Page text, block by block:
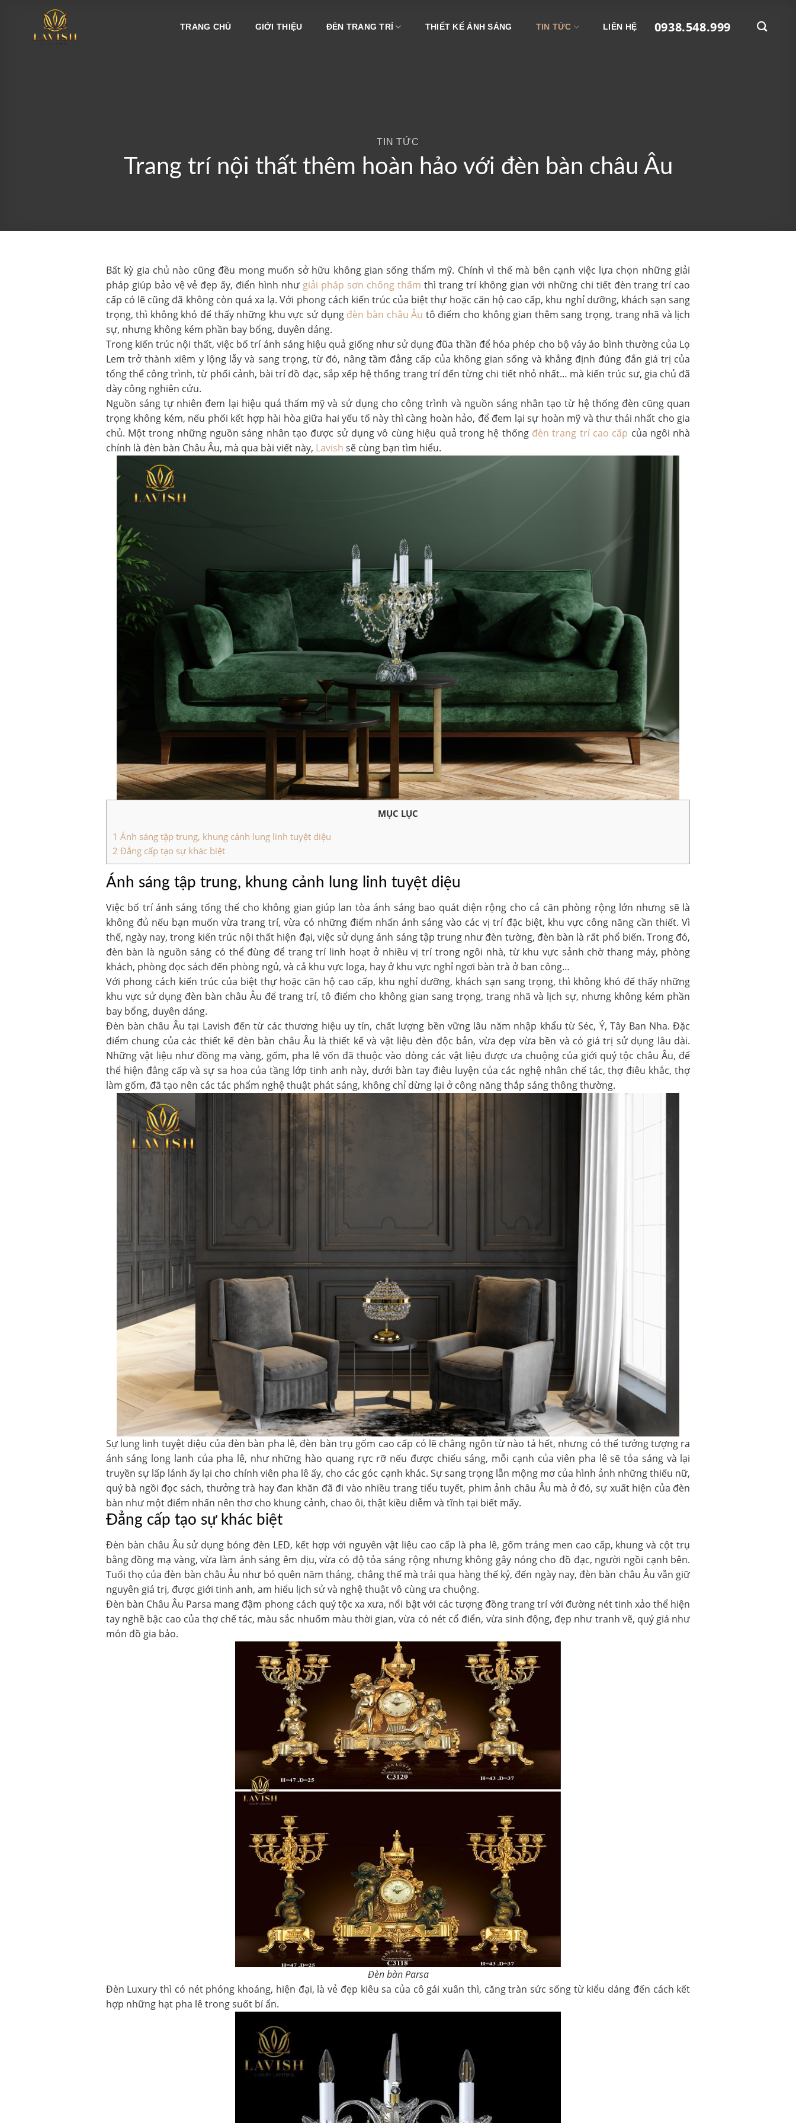
TRANG CHỦ GIỚI THIỆU ĐÈN TRANG TRÍ THIẾT KẾ ÁNH SÁNG TIN TỨC LIÊN HỆ 0938.548.999
TIN TỨC
Trang trí nội thất thêm hoàn hảo với đèn bàn châu Âu
Bất kỳ gia chủ nào cũng đều mong muốn sở hữu không gian sống thẩm mỹ. Chính vì thế mà bên cạnh việc lựa chọn những giải
pháp giúp bảo vệ vẻ đẹp ấy, điển hình như giải pháp sơn chống thấm thì trang trí không gian với những chi tiết đèn trang trí cao
cấp có lẽ cũng đã không còn quá xa lạ. Với phong cách kiến trúc của biệt thự hoặc căn hộ cao cấp, khu nghỉ dưỡng, khách sạn sang
trọng, thì không khó để thấy những khu vực sử dụng đèn bàn châu Âu tô điểm cho không gian thêm sang trọng, trang nhã và lịch
sự, nhưng không kém phần bay bổng, duyên dáng.
Trong kiến trúc nội thất, việc bố trí ánh sáng hiệu quả giống như sử dụng đũa thần để hóa phép cho bộ váy áo bình thường của Lọ
Lem trở thành xiêm y lộng lẫy và sang trọng, từ đó, nâng tầm đẳng cấp của không gian sống và khẳng định đúng đắn giá trị của
tổng thể công trình, từ phối cảnh, bài trí đồ đạc, sắp xếp hệ thống trang trí đến từng chi tiết nhỏ nhất… mà kiến trúc sư, gia chủ đã
dày công nghiên cứu.
Nguồn sáng tự nhiên đem lại hiệu quả thẩm mỹ và sử dụng cho công trình và nguồn sáng nhân tạo từ hệ thống đèn cũng quan
trọng không kém, nếu phối kết hợp hài hòa giữa hai yếu tố này thì càng hoàn hảo, để đem lại sự hoàn mỹ và thư thái nhất cho gia
chủ. Một trong những nguồn sáng nhân tạo được sử dụng vô cùng hiệu quả trong hệ thống đèn trang trí cao cấp của ngôi nhà
chính là đèn bàn Châu Âu, mà qua bài viết này, Lavish sẽ cùng bạn tìm hiểu.
MỤC LỤC
1 Ánh sáng tập trung, khung cảnh lung linh tuyệt diệu
2 Đẳng cấp tạo sự khác biệt
Ánh sáng tập trung, khung cảnh lung linh tuyệt diệu
Việc bố trí ánh sáng tổng thể cho không gian giúp lan tòa ánh sáng bao quát diện rộng cho cả căn phòng rộng lớn nhưng sẽ là
không đủ nếu bạn muốn vừa trang trí, vừa có những điểm nhấn ánh sáng vào các vị trí đặc biệt, khu vực công năng cần thiết. Vì
thế, ngày nay, trong kiến trúc nội thất hiện đại, việc sử dụng ánh sáng tập trung như đèn tường, đèn bàn là rất phổ biến. Trong đó,
đèn bàn là nguồn sáng có thể đùng để trang trí linh hoạt ở nhiều vị trí trong ngôi nhà, từ khu vực sảnh chờ thang máy, phòng
khách, phòng đọc sách đến phòng ngủ, và cả khu vực loga, hay ở khu vực nghỉ ngơi bàn trà ở ban công…
Với phong cách kiến trúc của biệt thự hoặc căn hộ cao cấp, khu nghỉ dưỡng, khách sạn sang trọng, thì không khó để thấy những
khu vực sử dụng đèn bàn châu Âu để trang trí, tô điểm cho không gian sang trọng, trang nhã và lịch sự, nhưng không kém phần
bay bổng, duyên dáng.
Đèn bàn châu Âu tại Lavish đến từ các thương hiệu uy tín, chất lượng bền vững lâu năm nhập khẩu từ Séc, Ý, Tây Ban Nha. Đặc
điểm chung của các thiết kế đèn bàn châu Âu là thiết kế và vật liệu đèn độc bản, vừa đẹp vừa bền và có giá trị sử dụng lâu dài.
Những vật liệu như đồng mạ vàng, gốm, pha lê vốn đã thuộc vào dòng các vật liệu được ưa chuộng của giới quý tộc châu Âu, để
thể hiện đẳng cấp và sự sa hoa của tầng lớp tinh anh này, dưới bàn tay điêu luyện của các nghệ nhân chế tác, thợ điêu khắc, thợ
làm gốm, đã tạo nên các tác phẩm nghệ thuật phát sáng, không chỉ dừng lại ở công năng thắp sáng thông thường.
Sự lung linh tuyệt diệu của đèn bàn pha lê, đèn bàn trụ gốm cao cấp có lẽ chẳng ngôn từ nào tả hết, nhưng có thể tưởng tượng ra
ánh sáng long lanh của pha lê, như những hào quang rực rỡ nếu được chiếu sáng, mỗi cạnh của viên pha lê sẽ tỏa sáng và lại
truyền sự lấp lánh ấy lại cho chính viên pha lê ấy, cho các góc cạnh khác. Sự sang trọng lẫn mộng mơ của hình ảnh những thiếu nữ,
quý bà ngồi đọc sách, thưởng trà hay đan khăn đã đi vào nhiều trang tiểu tuyết, phim ảnh châu Âu mà ở đó, sự xuất hiện của đèn
bàn như một điểm nhấn nên thơ cho khung cảnh, chao ôi, thật kiều diễm và tĩnh tại biết mấy.
Đẳng cấp tạo sự khác biệt
Đèn bàn châu Âu sử dụng bóng đèn LED, kết hợp với nguyên vật liệu cao cấp là pha lê, gốm tráng men cao cấp, khung và cột trụ
bằng đồng mạ vàng, vừa làm ánh sáng êm dịu, vừa có độ tỏa sáng rộng nhưng không gây nóng cho đồ đạc, người ngồi cạnh bên.
Tuổi thọ của đèn bàn châu Âu như bỏ quên năm tháng, chẳng thế mà trải qua hàng thế kỷ, đến ngày nay, đèn bàn châu Âu vẫn giữ
nguyên giá trị, được giới tinh anh, am hiểu lịch sử và nghệ thuật vô cùng ưa chuộng.
Đèn bàn Châu Âu Parsa mang đậm phong cách quý tộc xa xưa, nổi bật với các tượng đồng trang trí với đường nét tinh xảo thể hiện
tay nghề bậc cao của thợ chế tác, màu sắc nhuốm màu thời gian, vừa có nét cổ điển, vừa sinh động, đẹp như tranh vẽ, quý giá như
món đồ gia bảo.
Đèn bàn Parsa
Đèn Luxury thì có nét phóng khoáng, hiện đại, là vẻ đẹp kiêu sa của cô gái xuân thì, căng tràn sức sống từ kiểu dáng đến cách kết
hợp những hạt pha lê trong suốt bí ẩn.